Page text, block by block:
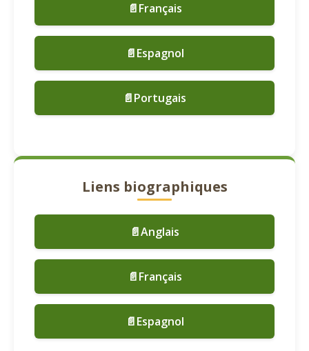
📄Français
📄Espagnol
📄Portugais
Liens biographiques
📄Anglais
📄Français
📄Espagnol